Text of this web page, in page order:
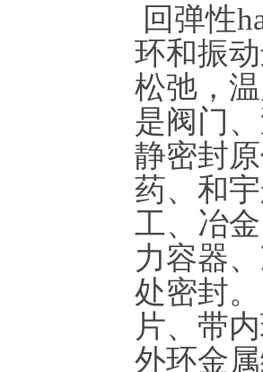
回弹性
环和振
松弛，
是阀门
静密封
药、和
工、冶
力容器
处密封
片、带
外环金